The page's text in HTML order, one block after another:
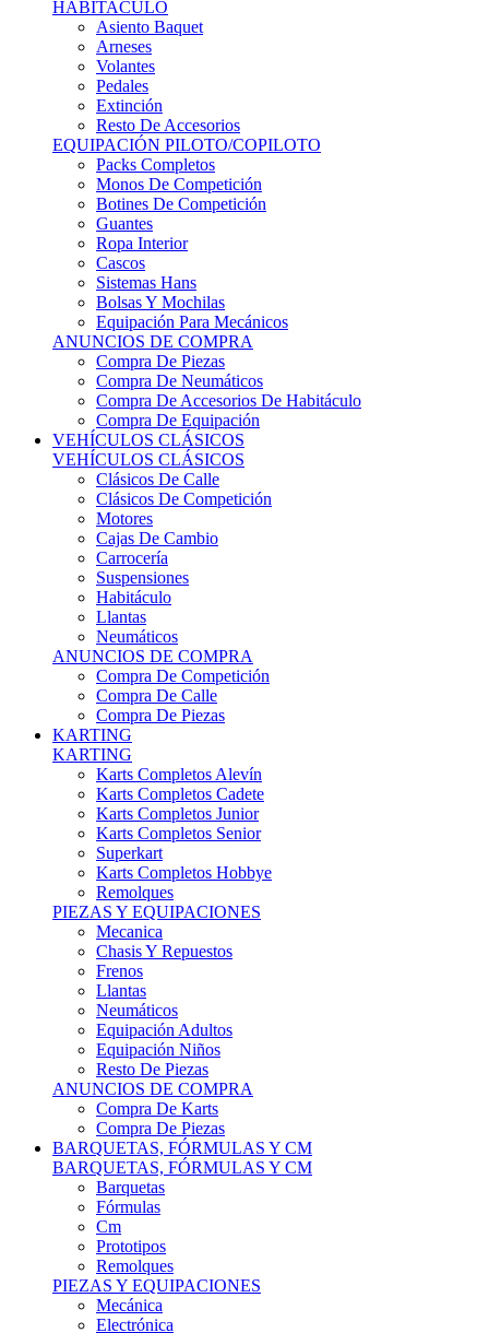
HABITACULO
Asiento Baquet
Arneses
Volantes
Pedales
Extinción
Resto De Accesorios
EQUIPACIÓN PILOTO/COPILOTO
Packs Completos
Monos De Competición
Botines De Competición
Guantes
Ropa Interior
Cascos
Sistemas Hans
Bolsas Y Mochilas
Equipación Para Mecánicos
ANUNCIOS DE COMPRA
Compra De Piezas
Compra De Neumáticos
Compra De Accesorios De Habitáculo
Compra De Equipación
VEHÍCULOS CLÁSICOS
VEHÍCULOS CLÁSICOS
Clásicos De Calle
Clásicos De Competición
Motores
Cajas De Cambio
Carrocería
Suspensiones
Habitáculo
Llantas
Neumáticos
ANUNCIOS DE COMPRA
Compra De Competición
Compra De Calle
Compra De Piezas
KARTING
KARTING
Karts Completos Alevín
Karts Completos Cadete
Karts Completos Junior
Karts Completos Senior
Superkart
Karts Completos Hobbye
Remolques
PIEZAS Y EQUIPACIONES
Mecanica
Chasis Y Repuestos
Frenos
Llantas
Neumáticos
Equipación Adultos
Equipación Niños
Resto De Piezas
ANUNCIOS DE COMPRA
Compra De Karts
Compra De Piezas
BARQUETAS, FÓRMULAS Y CM
BARQUETAS, FÓRMULAS Y CM
Barquetas
Fórmulas
Cm
Prototipos
Remolques
PIEZAS Y EQUIPACIONES
Mecánica
Electrónica